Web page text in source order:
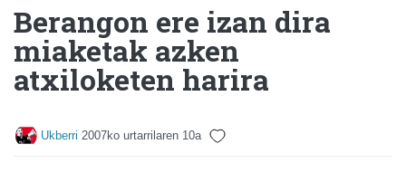
Berangon ere izan dira
miaketak azken
atxiloketen harira
Ukberri 2007ko urtarrilaren 10a